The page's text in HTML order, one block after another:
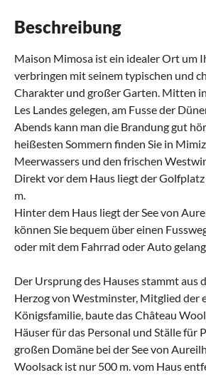
Beschreibung
Maison Mimosa ist ein idealer Ort um
verbringen mit seinem typischen und
Charakter und großer Garten. Mitten
Les Landes gelegen, am Fusse der
Abends kann man die Brandung gut
heißesten Sommern finden Sie in
Meerwassers und den frischen
Direkt vor dem Haus liegt der
m.
Hinter dem Haus liegt der See von
können Sie bequem über einen
oder mit dem Fahrrad oder Auto
Der Ursprung des Hauses stammt aus
Herzog von Westminster, Mitglied der
Königsfamilie, baute das Château
Häuser für das Personal und Ställe für
großen Domäne bei der See von
Woolsack ist nur 500 m. vom Haus